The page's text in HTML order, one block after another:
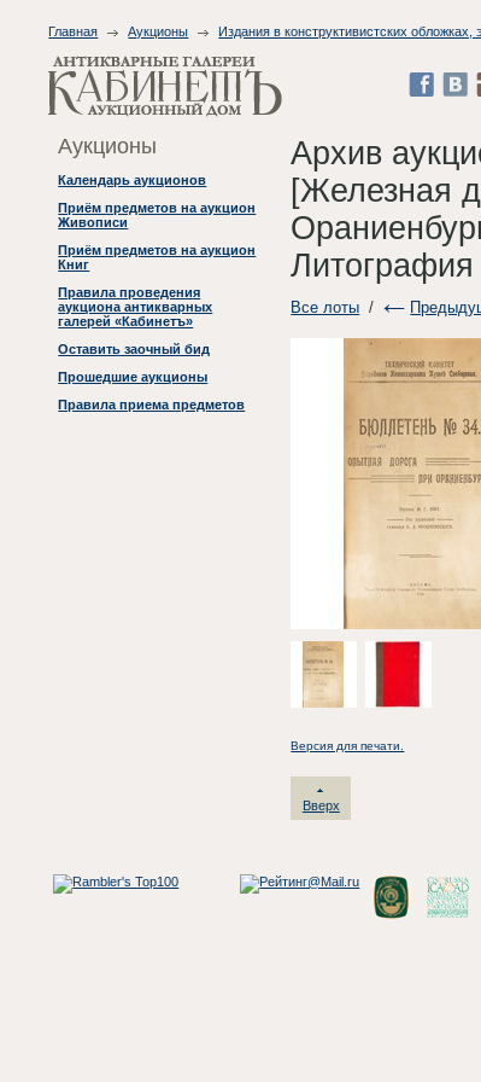
Главная Аукционы Издания в конструктивистских
Аукционы
Календарь аукционов
Приём предметов на аукцион
Живописи
Приём предметов на аукцион
Книг
Правила проведения
аукциона антикварных
галерей «Кабинетъ»
Оставить заочный бид
Прошедшие аукционы
Правила приема предметов
Архив
[Железная
Все лоты /
Версия для печати.
Вверх